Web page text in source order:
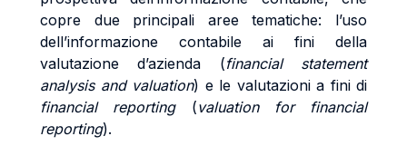
copre due principali aree tematiche: l’uso
dell’informazione contabile ai fini della
valutazione d’azienda (financial statement
analysis and valuation) e le valutazioni a fini di
financial reporting(valuation for financial
reporting).